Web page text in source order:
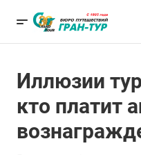
Иллюзии
кто платит